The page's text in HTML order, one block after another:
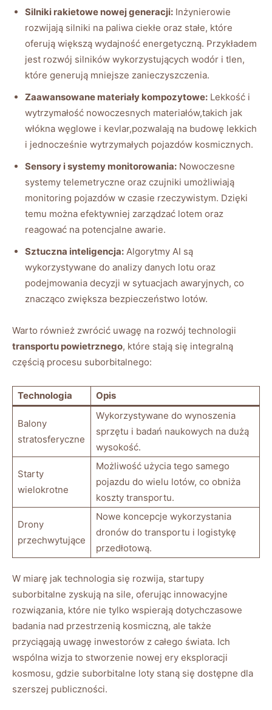
Silniki rakietowe‍ nowej generacji: Inżynierowie⁤
rozwijają silniki na‍ paliwa ciekłe oraz stałe, które⁤
oferują większą wydajność energetyczną. Przykładem
⁢jest ⁣rozwój silników wykorzystujących wodór i tlen,‍
które generują mniejsze⁣ zanieczyszczenia.
Zaawansowane materiały kompozytowe: Lekkość i
wytrzymałość nowoczesnych‌ materiałów,takich jak‌
włókna węglowe‍ i kevlar,pozwalają ‌na budowę lekkich⁣
i jednocześnie wytrzymałych pojazdów‍ kosmicznych.
Sensory i ⁤systemy monitorowania: Nowoczesne
systemy telemetryczne oraz czujniki umożliwiają
monitoring ​pojazdów​ w czasie rzeczywistym. Dzięki
temu można efektywniej ⁣zarządzać lotem oraz
reagować ​na potencjalne awarie.
Sztuczna inteligencja: Algorytmy AI są
‌wykorzystywane do⁣ analizy ⁣danych lotu ​oraz
podejmowania decyzji w sytuacjach awaryjnych, co
znacząco zwiększa ⁣bezpieczeństwo lotów.
Warto również zwrócić uwagę ‌na ⁢rozwój technologii
transportu ⁤powietrznego, ‍które ⁢stają się integralną
częścią procesu⁤ suborbitalnego:
Technologia Opis
Balony
stratosferyczne
Wykorzystywane do wynoszenia
sprzętu i badań naukowych⁤ na​ dużą
wysokość.
Starty
wielokrotne
Możliwość użycia tego samego
pojazdu do wielu⁣ lotów, co obniża
⁢koszty transportu.
Drony
przechwytujące
Nowe koncepcje wykorzystania
dronów ‍do⁢ transportu i logistykę
przedłotową.
W miarę jak technologia się​ rozwija,⁢ startupy‍
suborbitalne zyskują na sile, oferując‍ innowacyjne
rozwiązania, które ‌nie ⁣tylko wspierają dotychczasowe
badania⁣ nad przestrzenią kosmiczną, ‌ale ‌także ​
przyciągają uwagę⁤ inwestorów ​z całego świata.⁣ Ich‍
wspólna wizja to stworzenie‌ nowej ery eksploracji
kosmosu, gdzie suborbitalne loty ‌staną‌ się dostępne dla
szerszej publiczności.